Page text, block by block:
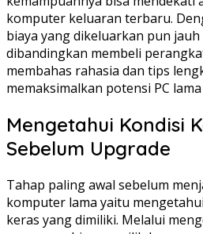
komputer keluaran terbaru.
biaya yang dikeluarkan pun
dibandingkan membeli
membahas rahasia dan tips
memaksimalkan potensi PC lama
Mengetahui Kondisi
Sebelum Upgrade
Tahap paling awal sebelum
komputer lama yaitu
keras yang dimiliki. Melalui